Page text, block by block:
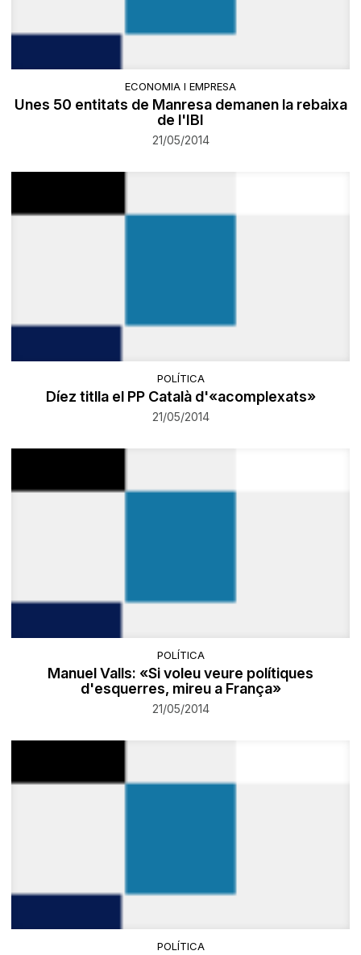
ECONOMIA I EMPRESA
Unes 50 entitats de Manresa demanen la rebaixa
de l'IBI
21/05/2014
POLÍTICA
Díez titlla el PP Català d'«acomplexats»
21/05/2014
POLÍTICA
Manuel Valls: «Si voleu veure polítiques
d'esquerres, mireu a França»
21/05/2014
POLÍTICA